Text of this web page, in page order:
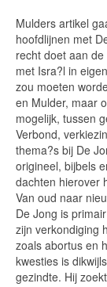
Mulders artikel
hoofdlijnen met
recht doet aan
met Isra?l in
zou moeten
en Mulder, maar
mogelijk, tussen
Verbond,
thema?s bij De
origineel, bijbels
dachten hierover
Van oud naar
De Jong is
zijn verkondiging
zoals abortus en
kwesties is
gezindte. Hij